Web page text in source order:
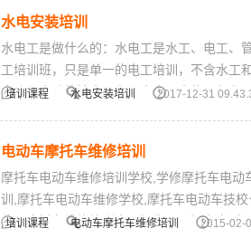
水电安装培训
水电工是做什么的：水电工是水工、电工、
工培训班，只是单一的电工培训，不含水工
电路和水路的技术工作。水电工岗位一般有
培训课程 水电安装培训 2017-12-31
电动车摩托车维修培训
摩托车电动车维修培训学校,学修摩托车电
训,摩托车电动车维修学校,摩托车电动车
修、摩托车维修培训全国招生。【报名电话
培训课程 电动车摩托车维修培训 2015-02-